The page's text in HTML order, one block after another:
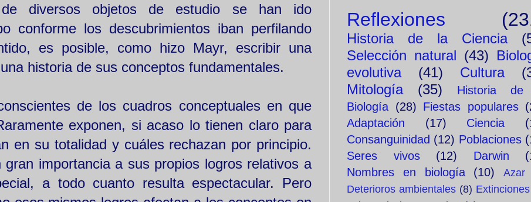
de diversos objetos de estudio se han ido
conforme los descubrimientos iban perfilando
es posible, como hizo Mayr, escribir una
historia de sus conceptos fundamentales.
de los cuadros conceptuales en que
exponen, si acaso lo tienen claro para
en su totalidad y cuáles rechazan por principio.
importancia a sus propios logros relativos a
a todo cuanto resulta espectacular. Pero
Reflexiones
Historia de la Ciencia
Selección natural (43)
evolutiva
(41) Cultura
Mitología
(35)
Historia
Biología (28) Fiestas populares
Adaptación
(17) Ciencia
Consanguinidad (12) Poblaciones
Seres vivos
(12) Darwin
Nombres en biología
(10)
Azar
Deterioros ambientales (8) Extinciones